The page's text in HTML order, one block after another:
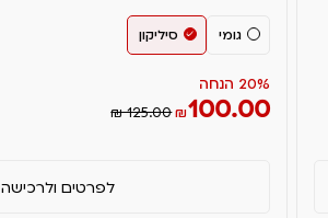
גומי סיליקון
20% הנחה
₪100.00
₪ 125.00
לפרטים ולרכישה